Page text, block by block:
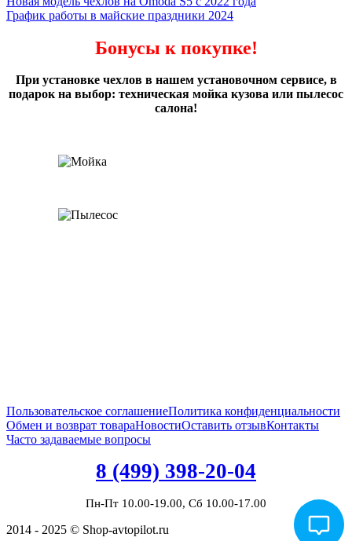
График работы в майские праздники 2024
Бонусы к покупке!
При установке чехлов в нашем установочном сервисе, в
подарок на выбор: техническая мойка кузова или пылесос
салона!
Пользовательское соглашениеПолитика конфиденциальности
Обмен и возврат товараНовостиОставить отзывКонтакты
Часто задаваемые вопросы
8 (499) 398-20-04
Пн-Пт 10.00-19.00, Сб 10.00-17.00
2014 - 2025 © Shop-avtopilot.ru